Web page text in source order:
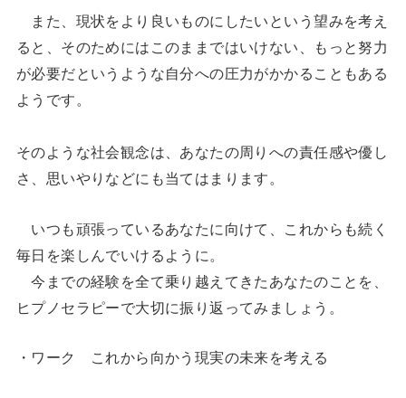
また、現状をより良いものにしたいという望みを考え
ると、そのためにはこのままではいけない、もっと努力
が必要だというような自分への圧力がかかることもある
ようです。
そのような社会観念は、あなたの周りへの責任感や優し
さ、思いやりなどにも当てはまります。
いつも頑張っているあなたに向けて、これからも続く
毎日を楽しんでいけるように。
今までの経験を全て乗り越えてきたあなたのことを、
ヒプノセラピーで大切に振り返ってみましょう。
・ワーク これから向かう現実の未来を考える